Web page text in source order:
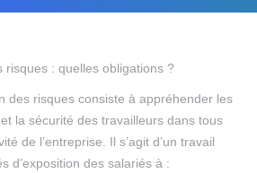
risques : quelles obligations ?
des risques consiste à appréhender les
la sécurité des travailleurs dans tous
de l’entreprise. Il s’agit d’un travail
d’exposition des salariés à :